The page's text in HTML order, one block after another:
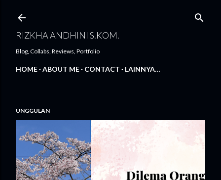
RIZKHA ANDHINI S.KOM.
Blog, Collabs, Reviews, Portfolio
HOME ABOUT ME CONTACT LAINNYA…
UNGGULAN